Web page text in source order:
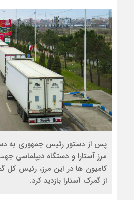
پس از دستور رئیس جمهوری به
مرز آستارا و دستگاه
کامیون ها در این مرز، رئیس کل
از گمرک آستارا بازدید کرد.